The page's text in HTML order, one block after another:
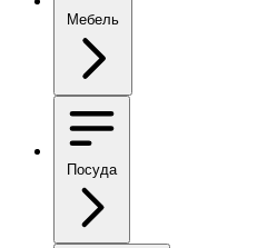
Мебель
Посуда